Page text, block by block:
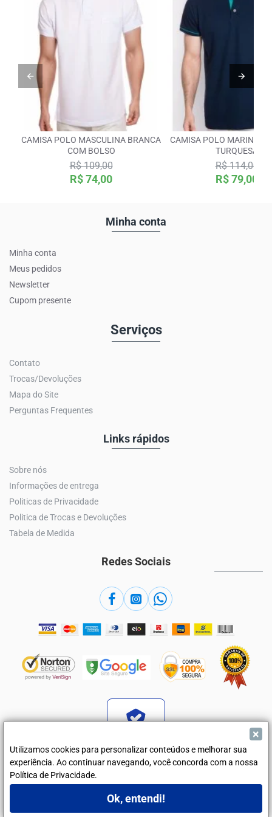
CAMISA POLO MASCULINA BRANCA
COM BOLSO
R$ 74,00
R$ 109,00
CAMISA POLO MARINHO
TURQUESA
R$ 79,00
R$ 114,00
×
Utilizamos cookies para personalizar conteúdos e melhorar sua
experiência. Ao continuar navegando, você concorda com a nossa
Política de Privacidade.
Ok, entendi!
Minha conta
Minha conta
Meus pedidos
Newsletter
Cupom presente
Serviços
Contato
Trocas/Devoluções
Mapa do Site
Perguntas Frequentes
Links rápidos
Sobre nós
Informações de entrega
Politicas de Privacidade
Politica de Trocas e Devoluções
Tabela de Medida
Redes Sociais
Camisaria Dommen - Indústria e Comércio de Vestuário ME - CNPJ
31.853.551/0001-21